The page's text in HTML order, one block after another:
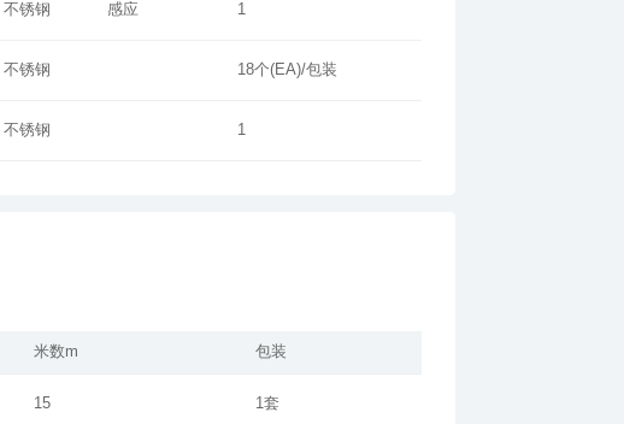
不锈钢 感应 1
不锈钢 18个(EA)/包装
不锈钢 1
米数m 包装
15 1套